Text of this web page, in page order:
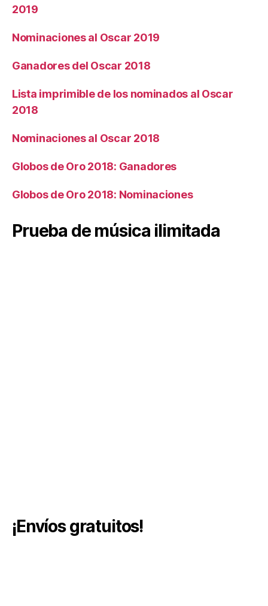
2019
Nominaciones al Oscar 2019
Ganadores del Oscar 2018
Lista imprimible de los nominados al Oscar
2018
Nominaciones al Oscar 2018
Globos de Oro 2018: Ganadores
Globos de Oro 2018: Nominaciones
Prueba de música ilimitada
¡Envíos gratuitos!